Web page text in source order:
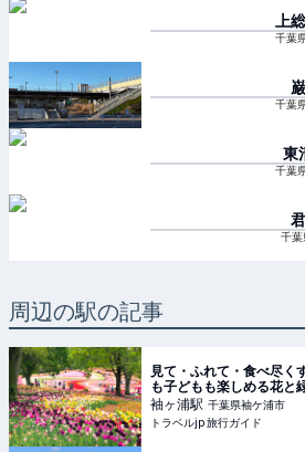
上
千葉
千葉
東
千葉
千葉
周辺の駅の記事
見て・ふれて・食べ尽く
も子どもも楽しめる花と
ラベルjp 旅行ガイド
袖ヶ浦駅 千葉県袖ケ浦市
トラベルjp 旅行ガイド